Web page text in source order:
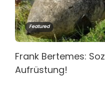
Featured
Frank Bertemes:
Aufrüstung!